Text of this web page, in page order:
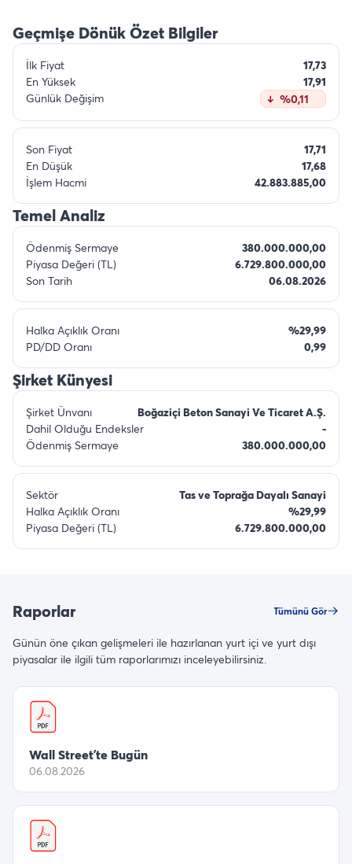
Geçmişe Dönük Özet Bilgiler
İlk Fiyat
17,73
En Yüksek
17,91
Günlük Değişim
%0,11
Son Fiyat
17,71
En Düşük
17,68
İşlem Hacmi
42.883.885,00
Temel Analiz
Ödenmiş Sermaye
380.000.000,00
Piyasa Değeri (TL)
6.729.800.000,00
Son Tarih
06.08.2026
Halka Açıklık Oranı
%29,99
PD/DD Oranı
0,99
Şirket Künyesi
Şirket Ünvanı
Boğaziçi Beton Sanayi Ve Ticaret A.Ş.
Dahil Olduğu Endeksler
-
Ödenmiş Sermaye
380.000.000,00
Sektör
Tas ve Toprağa Dayalı Sanayi
Halka Açıklık Oranı
%29,99
Piyasa Değeri (TL)
6.729.800.000,00
Raporlar Tümünü Gör
Günün öne çıkan gelişmeleri ile hazırlanan yurt içi ve yurt dışı
piyasalar ile ilgili tüm raporlarımızı inceleyebilirsiniz.
Wall Street’te Bugün
06.08.2026